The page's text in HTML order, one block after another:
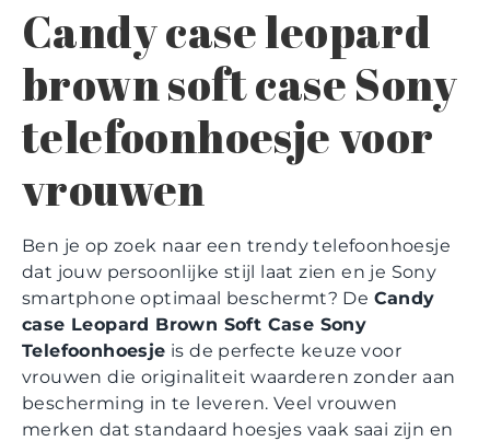
Candy case leopard
brown soft case Sony
telefoonhoesje voor
vrouwen
Ben je op zoek naar een trendy telefoonhoesje
dat jouw persoonlijke stijl laat zien en je Sony
smartphone optimaal beschermt? De Candy
case Leopard Brown Soft Case Sony
Telefoonhoesje is de perfecte keuze voor
vrouwen die originaliteit waarderen zonder aan
bescherming in te leveren. Veel vrouwen
merken dat standaard hoesjes vaak saai zijn en